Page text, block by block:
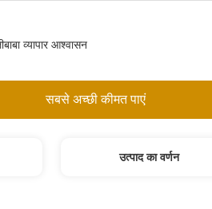
व्यापार आश्वासन
सबसे अच्छी कीमत पाएं
उत्पाद का वर्णन